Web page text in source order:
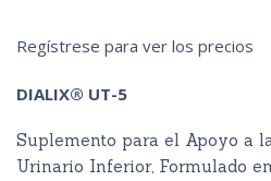
Regístrese para ver los precios
DIALIX® UT-5
Suplemento para el Apoyo a
Urinario Inferior, Formulado